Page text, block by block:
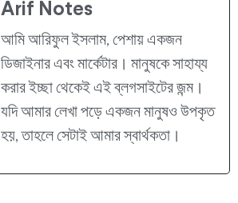
Arif Notes
আমি আরিফুল ইসলাম, পেশায় একজন
ডিজাইনার এবং মার্কেটার। মানুষকে সাহায্য
করার ইচ্ছা থেকেই এই ব্লগসাইটের জন্ম।
যদি আমার লেখা পড়ে একজন মানুষও উপকৃত
হয়, তাহলে সেটাই আমার স্বার্থকতা।